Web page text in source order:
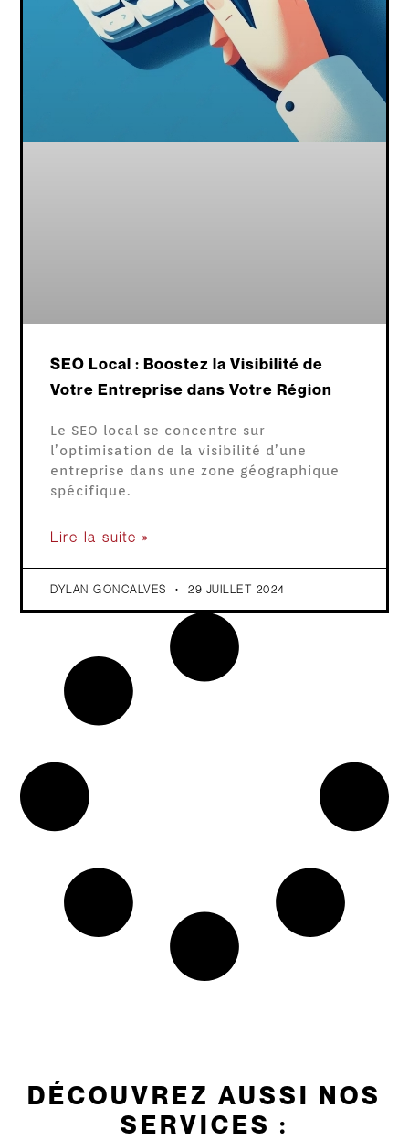
SEO Local : Boostez la Visibilité de
Votre Entreprise dans Votre Région
Le SEO local se concentre sur
l’optimisation de la visibilité d’une
entreprise dans une zone géographique
spécifique.
Lire la suite »
DYLAN GONCALVES 29 JUILLET 2024
DÉCOUVREZ AUSSI NOS
SERVICES :